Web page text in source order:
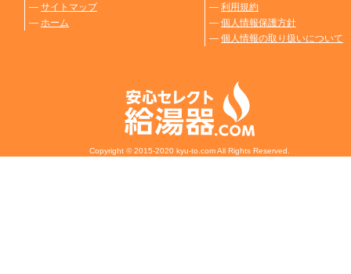
― サイトマップ
― ホーム
― 利用規約
― 個人情報保護方針
― 個人情報の取り扱いについて
Copyright © 2015-2020 kyu-to.com All Rights Reserved.